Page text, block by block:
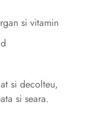
si vitamin
si decolteu,
si seara.